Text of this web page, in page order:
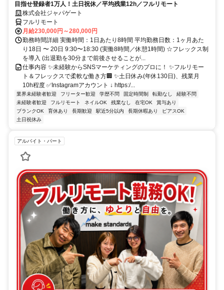
目指せ登録者1万人！土日祝休／平均残業12h／フルリモート
株式会社ジャパゲート
フルリモート
月給230,000円～280,000円
勤務時間詳細 実働時間：1日あたり8時間 平均勤務日数：1ヶ月あた
り18日 〜 20日 9:30〜18:30 (実働8時間／休憩1時間) ☆フレックス制
を導入 (出退勤を30分まで前後させることが...
仕事内容 ✨未経験からSNSマーケティングのプロに！ ✨フルリモー
ト＆フレックスで柔軟な働き方🏢 ✨土日休み(年休130日)、残業月
10h程度 ✅Instagramアカウント ↓ https:/...
業界未経験者歓迎 フリーター歓迎 学歴不問 固定時間制 転勤なし
経験不問
未経験者歓迎
フルリモート ネイルOK 残業なし 在宅OK
賞与あり
ブランクOK
育休あり 長期歓迎 駅近5分以内 長期休暇あり
ピアスOK
土日祝休み
アルバイト・パート